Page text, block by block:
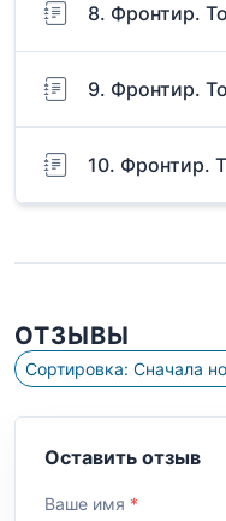
8. Фронтир.
9. Фронтир.
10. Фронтир.
ОТЗЫВЫ
Сортировка:
Оставить отзыв
Ваше имя *